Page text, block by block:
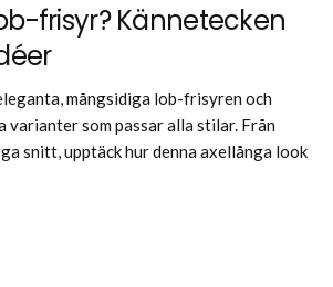
frisyr? Kännetecken
mångsidiga lob-frisyren och
som passar alla stilar. Från
snitt, upptäck hur denna axellånga look